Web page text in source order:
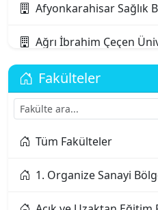
Afyonkarahisar Sağlık
Ağrı İbrahim Çeçen
Akdeniz Karpaz
Akdeniz Üniversitesi
Aksaray Üniversitesi
Alanya Alaaddin
Fakülteler
Tüm Fakülteler
1. Organize Sanayi